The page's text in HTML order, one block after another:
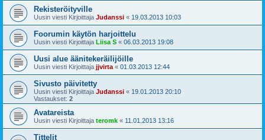
Rekisteröityville
Uusin viesti Kirjoittaja Judanssi « 19.03.2013 10:03
Foorumin käytön harjoittelu
Uusin viesti Kirjoittaja Liisa S « 06.03.2013 19:08
Uusi alue äänitekeräilijöille
Uusin viesti Kirjoittaja jjvirta « 01.03.2013 12:44
Sivusto päivitetty
Uusin viesti Kirjoittaja Judanssi « 19.01.2013 20:10
Vastaukset: 2
Avatareista
Uusin viesti Kirjoittaja teromk « 11.01.2013 13:16
Tittelit